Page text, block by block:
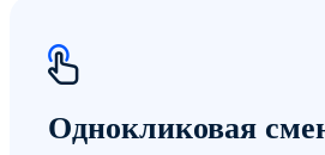
Однокликовая